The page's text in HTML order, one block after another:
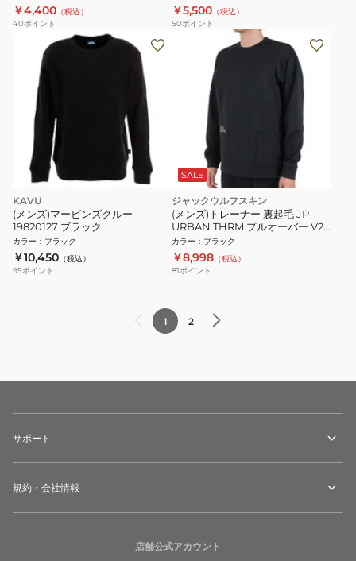
￥4,400 （税込）
40ポイント
￥5,500 （税込）
50ポイント
KAVU
(メンズ)マービンズクルー
19820127 ブラック
カラー ： ブラック
￥10,450 （税込）
95ポイント
SALE
ジャックウルフスキン
(メンズ)トレーナー 裏起毛 JP
URBAN THRM プルオーバー V2
5032371-6000 ブラック フリース
保温性
カラー ： ブラック
￥8,998 （税込）
81ポイント
1 2
サポート
規約・会社情報
店舗公式アカウント